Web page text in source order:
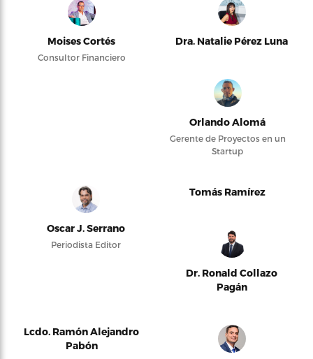
Moises Cortés
Consultor Financiero
Dra. Natalie Pérez Luna
Orlando Alomá
Gerente de Proyectos en un
Startup
Oscar J. Serrano
Periodista Editor
Tomás Ramírez
Dr. Ronald Collazo
Pagán
Lcdo. Ramón Alejandro
Pabón